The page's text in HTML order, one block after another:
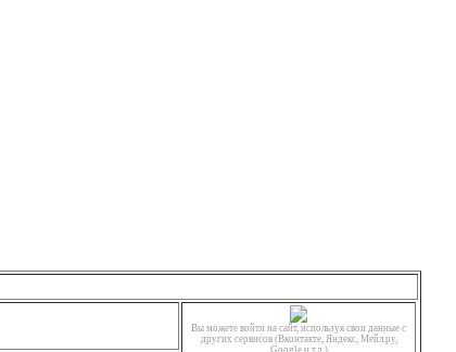
Вы можете войти на сайт, используя свои данные с
других сервисов (Вконтакте, Яндекс, Мейл.ру,
Google и т.д.)